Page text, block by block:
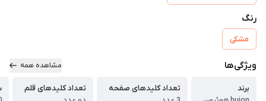
رنگ
مشکی
ویژگی‌ها مشاهده همه
برند
تعداد کلیدهای صفحه
تعداد کلیدهای قلم